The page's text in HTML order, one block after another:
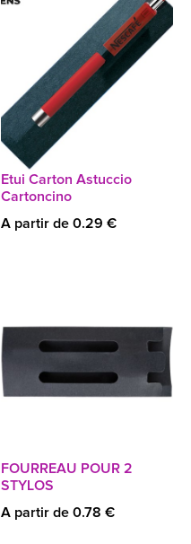
Etui Carton Astuccio
Cartoncino
A partir de 0.29 €
FOURREAU POUR 2
STYLOS
A partir de 0.78 €